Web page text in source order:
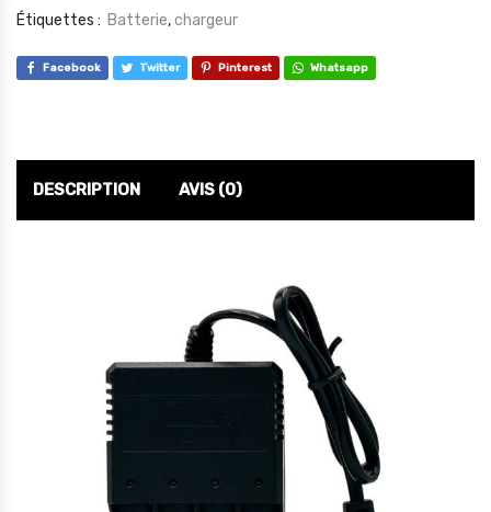
Étiquettes : Batterie,chargeur
Facebook Twitter Pinterest Whatsapp
DESCRIPTION AVIS (0)